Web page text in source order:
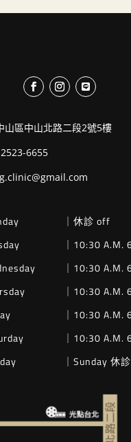
山區中山北路二段2號5樓
6655
｜休診 off
｜10:30 A.M.
｜10:30 A.M.
｜10:30 A.M.
｜10:30 A.M.
｜10:30 A.M.
｜Sunday 休